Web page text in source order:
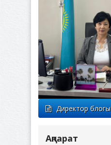
Директор блогы
Ақпарат